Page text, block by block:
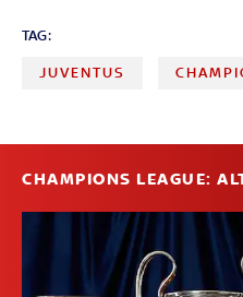
TAG:
JUVENTUS
CHAMPIONS LEAGUE: